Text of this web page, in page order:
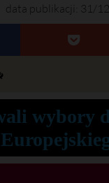
data publikacji: 31/
wybory